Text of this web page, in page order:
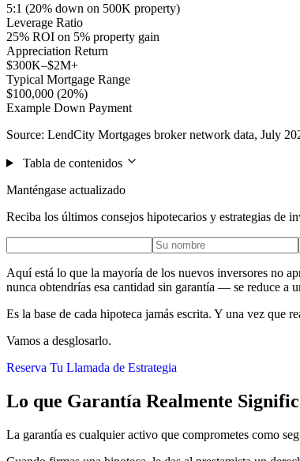
5:1 (20% down on 500K property)
Leverage Ratio
25% ROI on 5% property gain
Appreciation Return
$300K–$2M+
Typical Mortgage Range
$100,000 (20%)
Example Down Payment
Source: LendCity Mortgages broker network data, July
Tabla de contenidos
Manténgase actualizado
Reciba los últimos consejos hipotecarios y estrategias de
Aquí está lo que la mayoría de los nuevos inversores no
nunca obtendrías esa cantidad sin garantía — se reduce a
Es la base de cada hipoteca jamás escrita. Y una vez que
Vamos a desglosarlo.
Reserva Tu Llamada de Estrategia
Lo que Garantía Realmente
La garantía es cualquier activo que comprometes como